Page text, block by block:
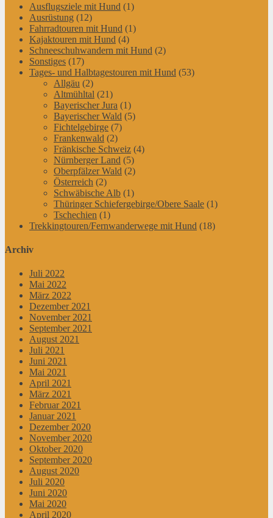
Ausflugsziele mit Hund (1)
Ausrüstung (12)
Fahrradtouren mit Hund (1)
Kajaktouren mit Hund (4)
Schneeschuhwandern mit Hund (2)
Sonstiges (17)
Tages- und Halbtagestouren mit Hund (53)
Allgäu (2)
Altmühltal (21)
Bayerischer Jura (1)
Bayerischer Wald (5)
Fichtelgebirge (7)
Frankenwald (2)
Fränkische Schweiz (4)
Nürnberger Land (5)
Oberpfälzer Wald (2)
Österreich (2)
Schwäbische Alb (1)
Thüringer Schiefergebirge/Obere Saale (1)
Tschechien (1)
Trekkingtouren/Fernwanderwege mit Hund (18)
Archiv
Juli 2022
Mai 2022
März 2022
Dezember 2021
November 2021
September 2021
August 2021
Juli 2021
Juni 2021
Mai 2021
April 2021
März 2021
Februar 2021
Januar 2021
Dezember 2020
November 2020
Oktober 2020
September 2020
August 2020
Juli 2020
Juni 2020
Mai 2020
April 2020